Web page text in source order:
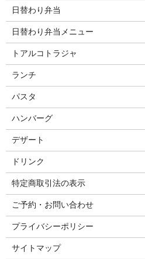
日替わり弁当
日替わり弁当メニュー
トアルコトラジャ
ランチ
パスタ
ハンバーグ
デザート
ドリンク
特定商取引法の表示
ご予約・お問い合わせ
プライバシーポリシー
サイトマップ